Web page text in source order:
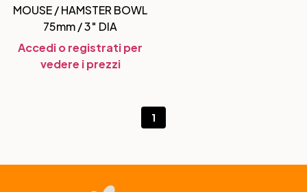
MOUSE / HAMSTER BOWL
75mm / 3″ DIA
Accedi o registrati per
vedere i prezzi
1